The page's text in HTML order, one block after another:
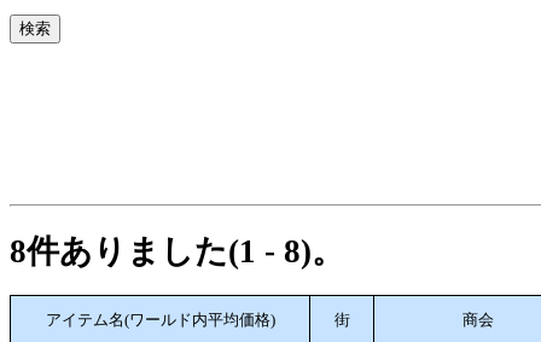
8件ありました(1 - 8)。
アイテム名(ワールド内平均価格) 街 商会